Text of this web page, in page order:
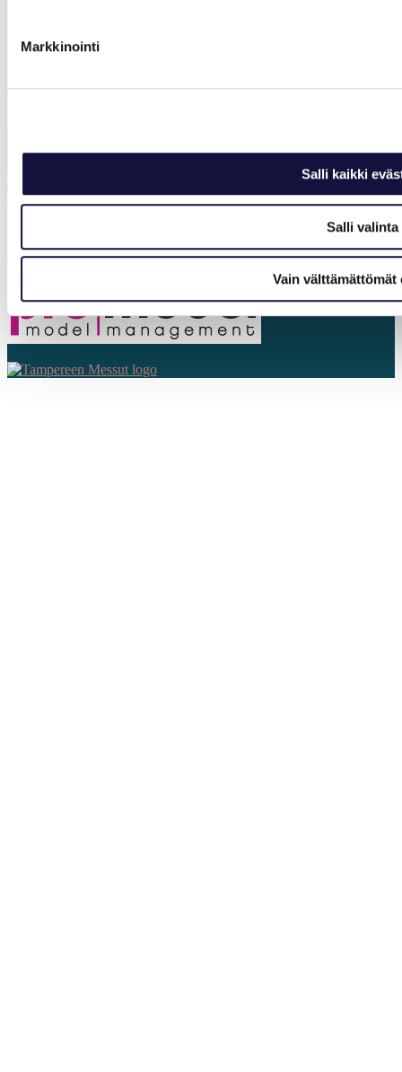
Markkinointi
Salli kaikki
Salli valinta
Vain välttämättömät